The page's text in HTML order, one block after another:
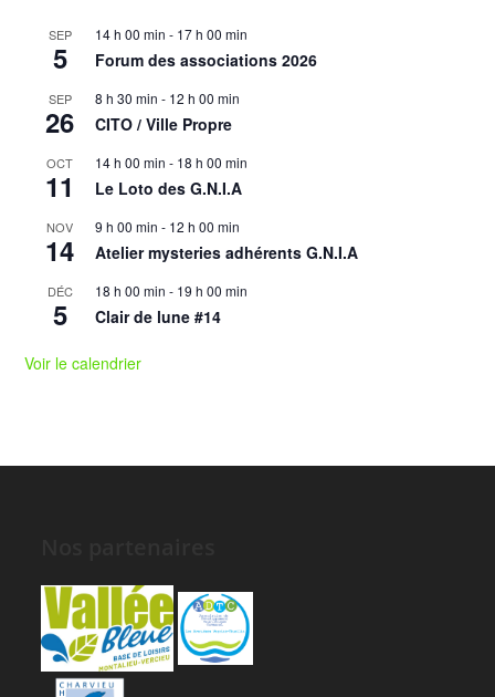
SEP
5
14 h 00 min - 17 h 00 min
Forum des associations 2026
SEP
26
8 h 30 min - 12 h 00 min
CITO / Ville Propre
OCT
11
14 h 00 min - 18 h 00 min
Le Loto des G.N.I.A
NOV
14
9 h 00 min - 12 h 00 min
Atelier mysteries adhérents G.N.I.A
DÉC
5
18 h 00 min - 19 h 00 min
Clair de lune #14
Voir le calendrier